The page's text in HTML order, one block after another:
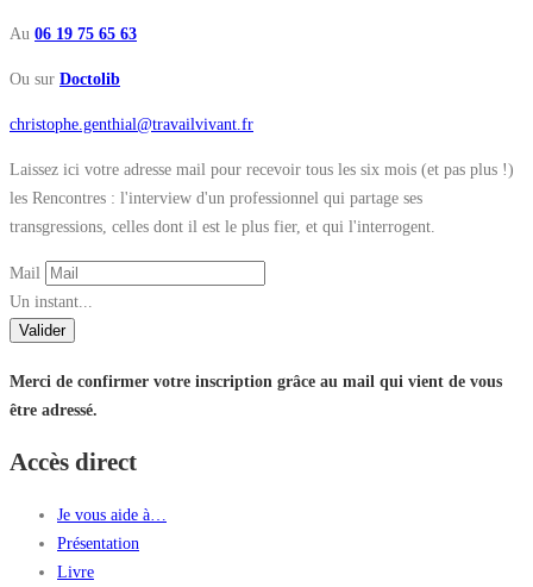
Au 06 19 75 65 63
Ou sur Doctolib
christophe.genthial@travailvivant.fr
Laissez ici votre adresse mail pour recevoir tous les six mois (et pas plus !)
les Rencontres : l'interview d'un professionnel qui partage ses
transgressions, celles dont il est le plus fier, et qui l'interrogent.
Mail
Un instant...
Valider
Merci de confirmer votre inscription grâce au mail qui vient de vous
être adressé.
Accès direct
Je vous aide à…
Présentation
Livre